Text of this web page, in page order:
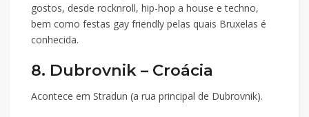
gostos, desde rocknroll, hip-hop a house e techno,
bem como festas gay friendly pelas quais Bruxelas é
conhecida.
8. Dubrovnik – Croácia
Acontece em Stradun (a rua principal de Dubrovnik).